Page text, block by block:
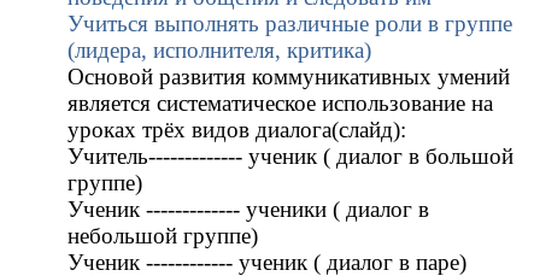
Учиться выполнять различные роли в группе
(лидера, исполнителя, критика)
Основой развития коммуникативных умений
является систематическое использование на
уроках трёх видов диалога(слайд):
Учитель------------- ученик ( диалог в большой
группе)
Ученик ------------- ученики ( диалог в
небольшой группе)
Ученик ------------ ученик ( диалог в паре)